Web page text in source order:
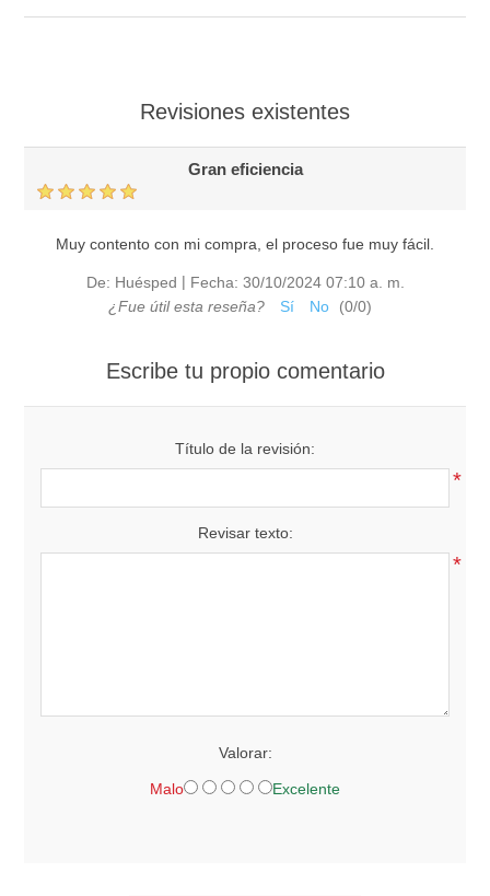
Revisiones existentes
Gran eficiencia
Muy contento con mi compra, el proceso fue muy fácil.
De: Huésped | Fecha: 30/10/2024 07:10 a. m.
¿Fue útil esta reseña?
Sí No (0/0)
Escribe tu propio comentario
Título de la revisión:
*
Revisar texto:
*
Valorar:
Malo Excelente